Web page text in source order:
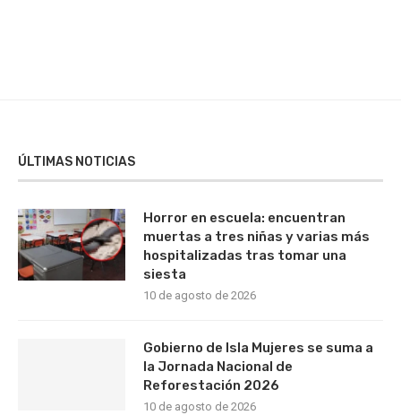
ÚLTIMAS NOTICIAS
Horror en escuela: encuentran
muertas a tres niñas y varias más
hospitalizadas tras tomar una
siesta
10 de agosto de 2026
Gobierno de Isla Mujeres se suma a
la Jornada Nacional de
Reforestación 2026
10 de agosto de 2026